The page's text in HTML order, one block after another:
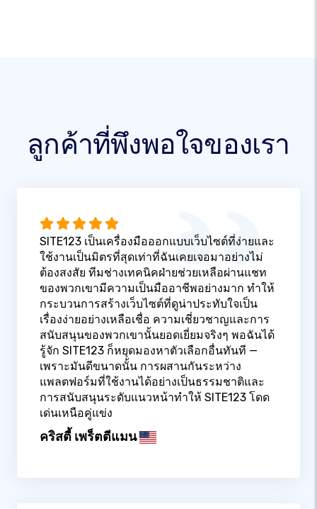
ลูกค้าที่พึงพอใจของเรา
SITE123 เป็นเครื่องมือออกแบบเว็บไซต์ที่ง่ายและ
ใช้งานเป็นมิตรที่สุดเท่าที่ฉันเคยเจอมาอย่างไม่
ต้องสงสัย ทีมช่างเทคนิคฝ่ายช่วยเหลือผ่านแชท
ของพวกเขามีความเป็นมืออาชีพอย่างมาก ทำให้
กระบวนการสร้างเว็บไซต์ที่ดูน่าประทับใจเป็น
เรื่องง่ายอย่างเหลือเชื่อ ความเชี่ยวชาญและการ
สนับสนุนของพวกเขานั้นยอดเยี่ยมจริงๆ พอฉันได้
รู้จัก SITE123 ก็หยุดมองหาตัวเลือกอื่นทันที —
เพราะมันดีขนาดนั้น การผสานกันระหว่าง
แพลตฟอร์มที่ใช้งานได้อย่างเป็นธรรมชาติและ
การสนับสนุนระดับแนวหน้าทำให้ SITE123 โดด
เด่นเหนือคู่แข่ง
คริสตี้ เพร็ตตีแมน